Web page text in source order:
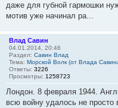
даже для губной гармошки
мотив уже начинал ра...
Влад Савин
04.01.2014, 20:46
Раздел: Савин Влад
Тема: Морской Волк (от Влада
Ответы: 3226
Просмотры: 1258723
Лондон. 8 февраля 1944.
всю войну удалось не просто